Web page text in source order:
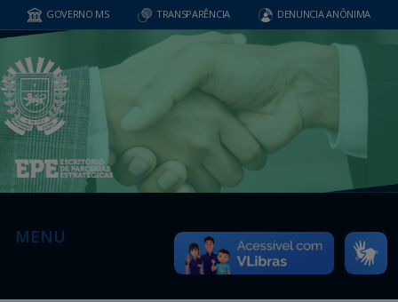
GOVERNO MS TRANSPARÊNCIA DENUNCIA ANÔNIMA
MENU